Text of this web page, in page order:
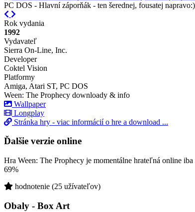
PC DOS - Hlavní záporňák - ten šerednej, fousatej napravo:)
Previous
Rok vydania
1992
Vydavateľ
Sierra On-Line, Inc.
Developer
Coktel Vision
Platformy
Amiga, Atari ST, PC DOS
Ween: The Prophecy downloady & info
Wallpaper
Longplay
Stránka hry - viac informácií o hre a download ...
Ďalšie verzie online
Hra Ween: The Prophecy je momentálne hrateľná online
69%
hodnotenie (25 užívateľov)
Obaly - Box Art